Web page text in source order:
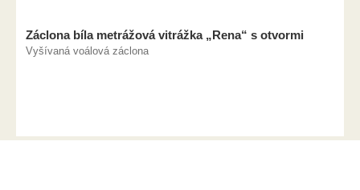
Záclona bíla metrážová vitrážka „Rena“ s otvormi
Vyšívaná voálová záclona